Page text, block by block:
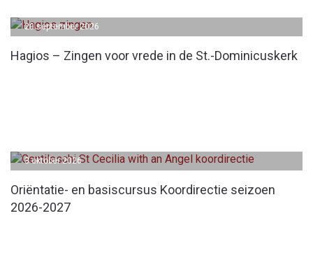
Hagios – Zingen voor vrede in de St.-Dominicuskerk
20 september 2026
Oriëntatie- en basiscursus Koordirectie seizoen
2026-2027
3 oktober 2026